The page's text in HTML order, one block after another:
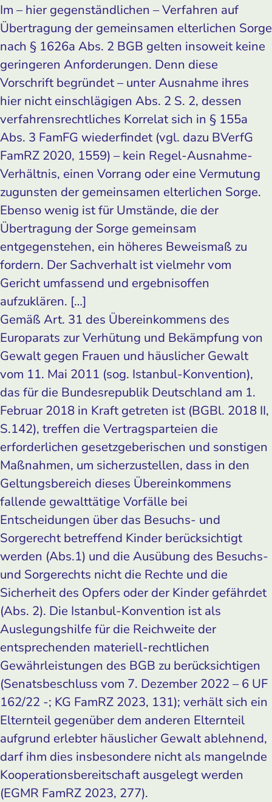
Im – hier gegenständlichen – Verfahren auf
Übertragung der gemeinsamen elterlichen Sorge
nach § 1626a Abs. 2 BGB gelten insoweit keine
geringeren Anforderungen. Denn diese
Vorschrift begründet – unter Ausnahme ihres
hier nicht einschlägigen Abs. 2 S. 2, dessen
verfahrensrechtliches Korrelat sich in § 155a
Abs. 3 FamFG wiederfindet (vgl. dazu BVerfG
FamRZ 2020, 1559) – kein Regel-Ausnahme-
Verhältnis, einen Vorrang oder eine Vermutung
zugunsten der gemeinsamen elterlichen Sorge.
Ebenso wenig ist für Umstände, die der
Übertragung der Sorge gemeinsam
entgegenstehen, ein höheres Beweismaß zu
fordern. Der Sachverhalt ist vielmehr vom
Gericht umfassend und ergebnisoffen
aufzuklären. […]
Gemäß Art. 31 des Übereinkommens des
Europarats zur Verhütung und Bekämpfung von
Gewalt gegen Frauen und häuslicher Gewalt
vom 11. Mai 2011 (sog. Istanbul-Konvention),
das für die Bundesrepublik Deutschland am 1.
Februar 2018 in Kraft getreten ist (BGBl. 2018 II,
S.142), treffen die Vertragsparteien die
erforderlichen gesetzgeberischen und sonstigen
Maßnahmen, um sicherzustellen, dass in den
Geltungsbereich dieses Übereinkommens
fallende gewalttätige Vorfälle bei
Entscheidungen über das Besuchs- und
Sorgerecht betreffend Kinder berücksichtigt
werden (Abs.1) und die Ausübung des Besuchs-
und Sorgerechts nicht die Rechte und die
Sicherheit des Opfers oder der Kinder gefährdet
(Abs. 2). Die Istanbul-Konvention ist als
Auslegungshilfe für die Reichweite der
entsprechenden materiell-rechtlichen
Gewährleistungen des BGB zu berücksichtigen
(Senatsbeschluss vom 7. Dezember 2022 – 6 UF
162/22 -; KG FamRZ 2023, 131); verhält sich ein
Elternteil gegenüber dem anderen Elternteil
aufgrund erlebter häuslicher Gewalt ablehnend,
darf ihm dies insbesondere nicht als mangelnde
Kooperationsbereitschaft ausgelegt werden
(EGMR FamRZ 2023, 277).